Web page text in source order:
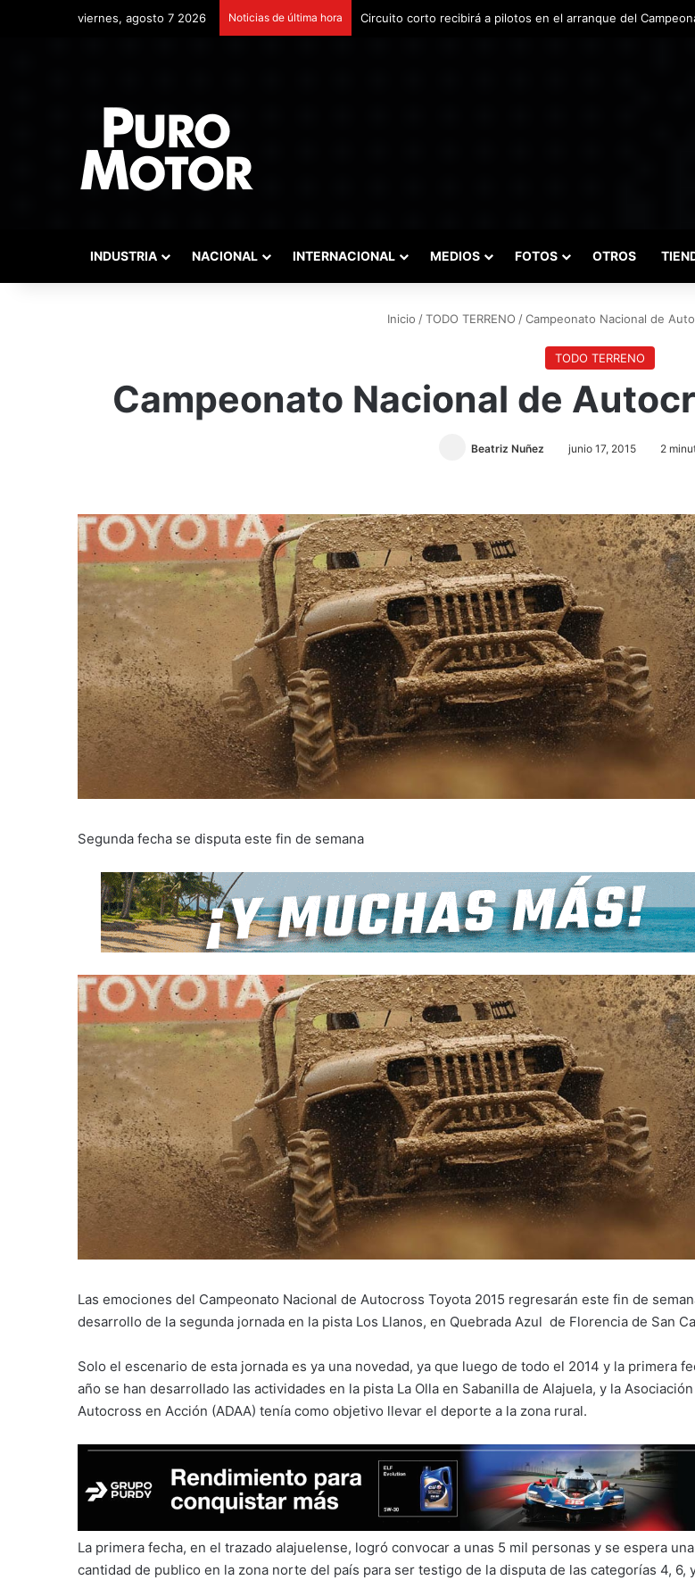
viernes, agosto 7 2026 Noticias de última hora Circuito corto recibirá a pilotos en el arranque del
INDUSTRIA NACIONAL INTERNACIONAL MEDIOS FOTOS OTROS
Inicio /TODO TERRENO /Campeonato Nacional de
TODO TERRENO
Campeonato Nacional de
Beatriz Nuñez junio 17, 2015 2
Segunda fecha se disputa este fin de semana
Las emociones del Campeonato Nacional de Autocross Toyota 2015 regresarán este fin de
desarrollo de la segunda jornada en la pista Los Llanos, en Quebrada Azul de Florencia de San
Solo el escenario de esta jornada es ya una novedad, ya que luego de todo el 2014 y la primera
año se han desarrollado las actividades en la pista La Olla en Sabanilla de Alajuela, y la
Autocross en Acción (ADAA) tenía como objetivo llevar el deporte a la zona rural.
La primera fecha, en el trazado alajuelense, logró convocar a unas 5 mil personas y se espera
cantidad de publico en la zona norte del país para ser testigo de la disputa de las categorías 4, 6,